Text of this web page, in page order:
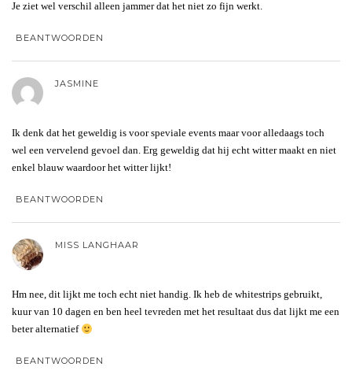
Je ziet wel verschil alleen jammer dat het niet zo fijn werkt.
BEANTWOORDEN
JASMINE
Ik denk dat het geweldig is voor speviale events maar voor alledaags toch
wel een vervelend gevoel dan. Erg geweldig dat hij echt witter maakt en niet
enkel blauw waardoor het witter lijkt!
BEANTWOORDEN
MISS LANGHAAR
Hm nee, dit lijkt me toch echt niet handig. Ik heb de whitestrips gebruikt,
kuur van 10 dagen en ben heel tevreden met het resultaat dus dat lijkt me een
beter alternatief
BEANTWOORDEN